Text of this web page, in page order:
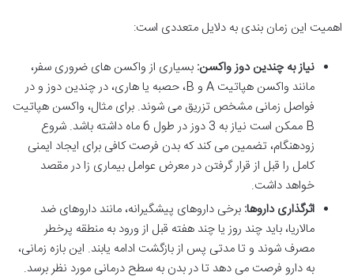
اهمیت این زمان بندی به دلایل متعددی است:
نیاز به چندین دوز واکسن: بسیاری از واکسن های ضروری سفر،
مانند واکسن هپاتیت A و B، حصبه یا هاری، در چندین دوز و در
فواصل زمانی مشخص تزریق می شوند. برای مثال، واکسن هپاتیت
B ممکن است نیاز به 3 دوز در طول 6 ماه داشته باشد. شروع
زودهنگام، تضمین می کند که بدن فرصت کافی برای ایجاد ایمنی
کامل را قبل از قرار گرفتن در معرض عوامل بیماری زا در مقصد
خواهد داشت.
اثرگذاری داروها: برخی داروهای پیشگیرانه، مانند داروهای ضد
مالاریا، باید چند روز یا چند هفته قبل از ورود به منطقه پرخطر
مصرف شوند و تا مدتی پس از بازگشت ادامه یابند. این بازه زمانی،
به دارو فرصت می دهد تا در بدن به سطح درمانی مورد نظر برسد.